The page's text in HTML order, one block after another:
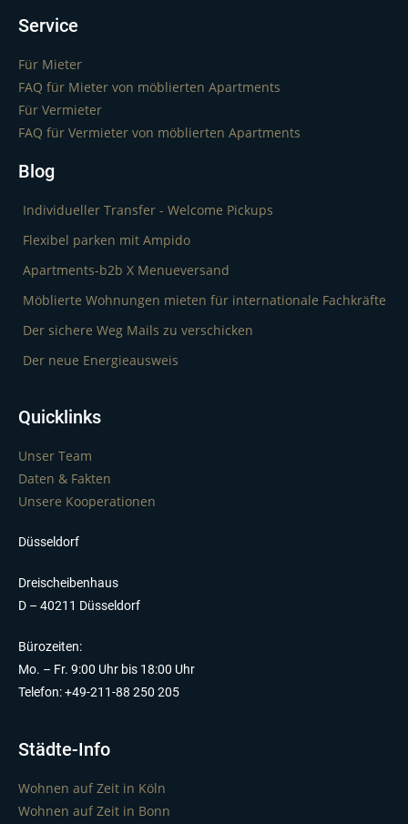
Service
Für Mieter
FAQ für Mieter von möblierten Apartments
Für Vermieter
FAQ für Vermieter von möblierten Apartments
Blog
Individueller Transfer - Welcome Pickups
Flexibel parken mit Ampido
Apartments-b2b X Menueversand
Möblierte Wohnungen mieten für internationale Fachkräfte
Der sichere Weg Mails zu verschicken
Der neue Energieausweis
Quicklinks
Unser Team
Daten & Fakten
Unsere Kooperationen
Düsseldorf
Dreischeibenhaus
D – 40211 Düsseldorf
Bürozeiten:
Mo. – Fr. 9:00 Uhr bis 18:00 Uhr
Telefon: +49-211-88 250 205
Städte-Info
Wohnen auf Zeit in Köln
Wohnen auf Zeit in Bonn